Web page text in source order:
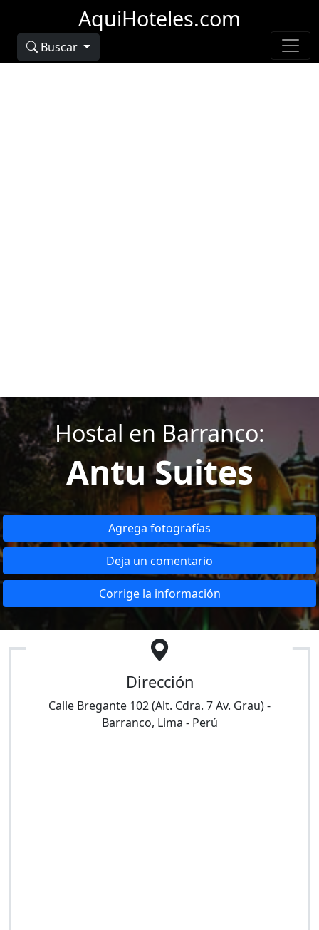
AquiHoteles.com
Buscar
Hostal en Barranco:
Antu Suites
Agrega fotografías
Deja un comentario
Corrige la información
Dirección
Calle Bregante 102 (Alt. Cdra. 7 Av. Grau)-
Barranco, Lima - Perú